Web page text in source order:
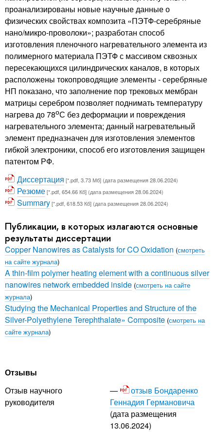
проанализированы новые научные данные о
физических свойствах композита «ПЭТФ-серебряные
нано/микро-проволоки»; разработан способ
изготовления пленочного нагревательного элемента из
полимерного материала ПЭТФ с массивом сквозных
пересекающихся цилиндрических каналов, в которых
расположены токопроводящие элементы - серебряные
НП показано, что заполнение пор трековых мембран
матрицы серебром позволяет поднимать температуру
нагрева до 78оС без деформации и повреждения
нагревательного элемента; данный нагревательный
элемент предназначен для изготовления элементов
гибкой электроники, способ его изготовления защищен
патентом РФ.
Диссертация [*.pdf, 3.73 Мб] (дата размещения 28.06.2024)
Резюме[*.pdf, 654.66 Кб] (дата размещения 28.06.2024)
Summary[*.pdf, 618.53 Кб] (дата размещения 28.06.2024)
Публикации, в которых излагаются основные
результаты диссертации
Copper Nanowires as Catalysts for CO Oxidation (смотреть
на сайте журнала)
A thin-film polymer heating element with a continuous silver
nanowires network embedded inside (смотреть на сайте
журнала)
Studying the Mechanical Properties and Structure of the
Silver-Polyethylene Terephthalate» Composite (смотреть на
сайте журнала)
Отзывы
Отзыв научного
руководителя
отзыв Бондаренко
Геннадия Германовича
(дата размещения
13.06.2024)